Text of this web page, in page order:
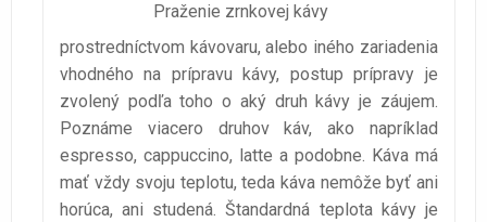
Praženie zrnkovej kávy
prostredníctvom kávovaru, alebo iného zariadenia
vhodného na prípravu kávy, postup prípravy je
zvolený podľa toho o aký druh kávy je záujem.
Poznáme viacero druhov káv, ako napríklad
espresso, cappuccino, latte a podobne. Káva má
mať vždy svoju teplotu, teda káva nemôže byť ani
horúca, ani studená. Štandardná teplota kávy je